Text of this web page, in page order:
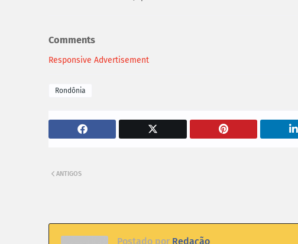
Comments
Responsive Advertisement
Rondônia
ANTIGOS
Postado por Redação